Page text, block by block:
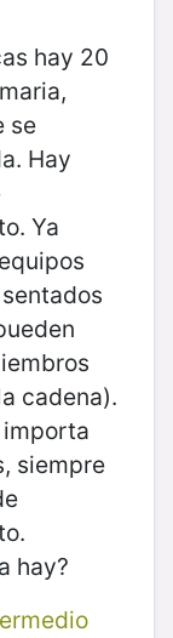
hay 20
se
Hay
Ya
cadena).
importa
siempre
hay?